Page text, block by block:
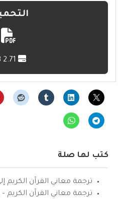
كتب لها صلة
ترجمة معاني القرآن الكريم
ترجمة معاني القرآن الكريم